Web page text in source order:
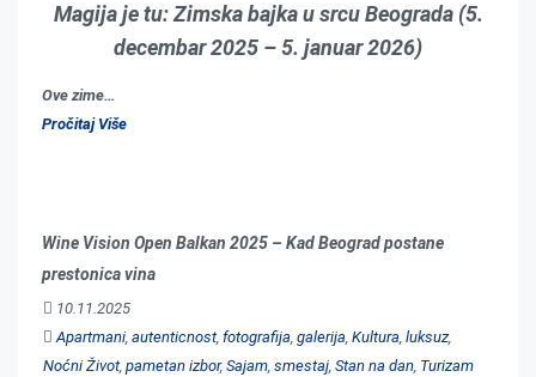
Magija je tu: Zimska bajka u srcu Beograda (5.
decembar 2025 – 5. januar 2026)
Ove zime…
Pročitaj Više
Wine Vision Open Balkan 2025 – Kad Beograd postane
prestonica vina
10.11.2025
Apartmani, autenticnost, fotografija, galerija, Kultura, luksuz,
Noćni Život, pametan izbor, Sajam, smestaj, Stan na dan, Turizam